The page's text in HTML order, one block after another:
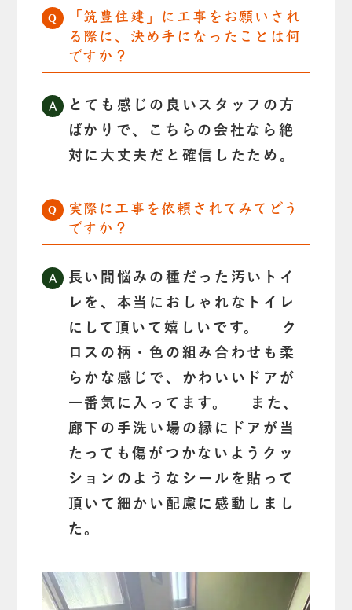
「筑豊住建」に工事をお願いされ
る際に、決め手になったことは何
ですか？
とても感じの良いスタッフの方
ばかりで、こちらの会社なら絶
対に大丈夫だと確信したため。
実際に工事を依頼されてみてどう
ですか？
長い間悩みの種だった汚いトイ
レを、本当におしゃれなトイレ
にして頂いて嬉しいです。 ク
ロスの柄・色の組み合わせも柔
らかな感じで、かわいいドアが
一番気に入ってます。 また、
廊下の手洗い場の縁にドアが当
たっても傷がつかないようクッ
ションのようなシールを貼って
頂いて細かい配慮に感動しまし
た。